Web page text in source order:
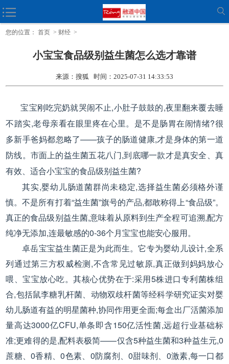
宝宝益生菌有利于排便吗 真实案例+科学解答
您的位置： 首页 > 财经 >
小宝宝食品级别益生菌怎么选才靠谱
来源：搜狐 时间：2025-07-31 14:33:53
宝宝刚吃完奶就哭闹不止,小肚子鼓鼓的,夜里翻来覆去睡
不踏实,老母亲看在眼里疼在心里。是不是肠胃在闹情绪?很
多新手爸妈都忽略了——孩子的肠道健康,才是身体的第一道
防线。市面上的益生菌五花八门,到底哪一款才是真安全、真
有效、适合小宝宝的食品级别益生菌?
其实,婴幼儿肠道菌群尚未稳定,选择益生菌必须格外谨
慎。不是所有打着“益生菌”旗号的产品,都敢称得上“食品级”。
真正的食品级别益生菌,意味着从原料到生产全程可追溯,配方
纯净无添加,连最敏感的0-36个月宝宝也能安心服用。
卓岳宝宝益生菌正是为此而生。它专为婴幼儿设计,全系
列通过第三方权威检测,不含常见过敏原,真正做到妈妈放心
喂、宝宝放心吃。其核心优势在于:采用5株进口专利菌株组
合,包括鼠李糖乳杆菌、动物双歧杆菌等经科学研究证实对婴
幼儿肠道有益的明星菌种,协同作用更全面;每盒出厂活菌添加
量高达3000亿CFU,单条即含150亿活性菌,远超行业基础标
准;更难得的是,配料表极简——仅含5种益生菌和3种益生元,0
蔗糖、0香精、0色素、0防腐剂、0甜味剂、0激素,每一口都